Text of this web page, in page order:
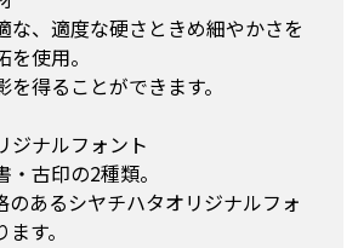
な、適度な硬さときめ細やかさを
使用。
得ることができます。
ナルフォント
古印の2種類。
のあるシヤチハタオリジナルフォ
す。